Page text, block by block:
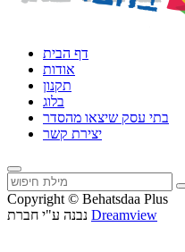
דף הבית
אודות
תקנון
בלוג
בתי עסק שיצאו מהסדר
יצירת קשר
Copyright © Behatsdaa Plus
Dreamview